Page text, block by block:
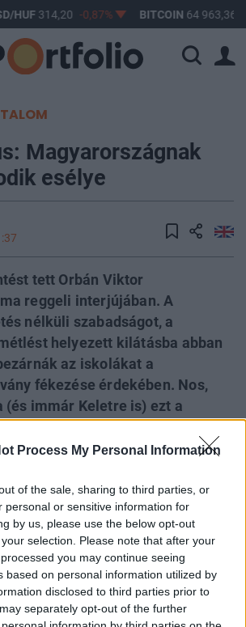
Process My Personal Information
of the sale, sharing to third parties, or
personal or sensitive information for
by us, please use the below opt-out
selection. Please note that after your
you may continue seeing
based on personal information utilized by
disclosed to third parties prior to
separately opt-out of the further
HUF314,20 -0,87% BITCOIN 64 963,36
Magyarországnak
esélye
tett Orbán Viktor
reggeli interjújában. A
nélküli szabadságot, a
helyezett kilátásba abban
az iskolákat a
fékezése érdekében. Nos,
(és immár Keletre is) ezt a
nagyon nem akarja bezárni a
itt van közöttünk. A kormánynak
kell egyensúlyoznia, de
országnak sincs második
ma kiderült, hogy nem adna fizetést
az esetben, ha a kormány bezárná az